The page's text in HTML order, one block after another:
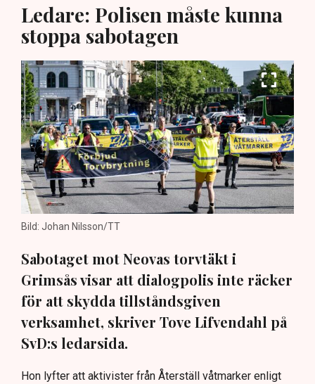
Ledare: Polisen måste kunna
stoppa sabotagen
Bild: Johan Nilsson/TT
Sabotaget mot Neovas torvtäkt i
Grimsås visar att dialogpolis inte räcker
för att skydda tillståndsgiven
verksamhet, skriver Tove Lifvendahl på
SvD:s ledarsida.
Hon lyfter att aktivister från Återställ våtmarker enligt